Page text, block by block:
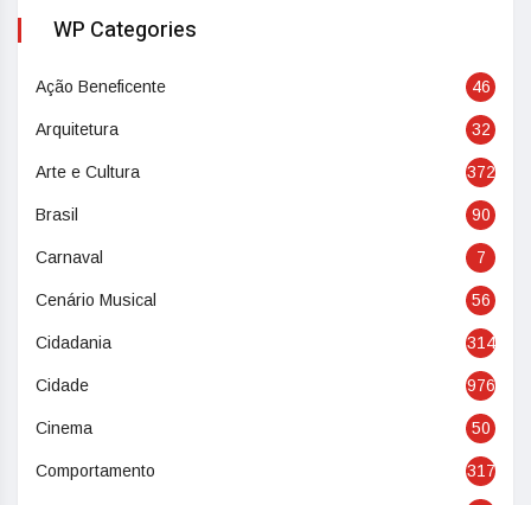
WP Categories
Ação Beneficente 46
Arquitetura 32
Arte e Cultura 372
Brasil 90
Carnaval 7
Cenário Musical 56
Cidadania 314
Cidade 976
Cinema 50
Comportamento 317